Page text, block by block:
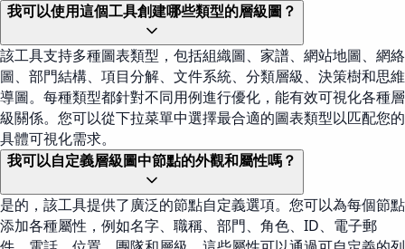
我可以使用這個工具創建哪些類型的層級圖？
該工具支持多種圖表類型，包括組織圖、家譜、網站地圖、網絡
圖、部門結構、項目分解、文件系統、分類層級、決策樹和思維
導圖。每種類型都針對不同用例進行優化，能有效可視化各種層
級關係。您可以從下拉菜單中選擇最合適的圖表類型以匹配您的
具體可視化需求。
我可以自定義層級圖中節點的外觀和屬性嗎？
是的，該工具提供了廣泛的節點自定義選項。您可以為每個節點
添加各種屬性，例如名字、職稱、部門、角色、ID、電子郵